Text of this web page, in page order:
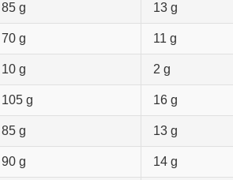
85 g 13 g
70 g 11 g
10 g 2 g
105 g 16 g
85 g 13 g
90 g 14 g